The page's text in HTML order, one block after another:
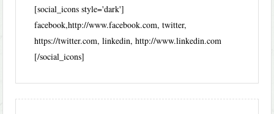
[social_icons style='dark']
facebook,http://www.facebook.com, twitter,
https://twitter.com, linkedin, http://www.linkedin.com
[/social_icons]